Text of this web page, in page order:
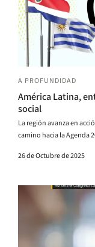
A PROFUNDIDAD
América Latina,
social
La región avanza en
camino hacia la Agenda
26 de Octubre de 2025